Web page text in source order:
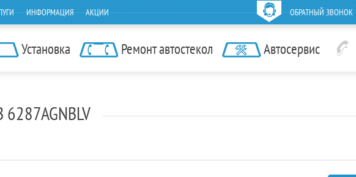
ОБРАТНЫЙ ЗВОНОК
ИНФОРМАЦИЯ АКЦИИ
Установка Ремонт автостекол Автосервис
6287AGNBLV